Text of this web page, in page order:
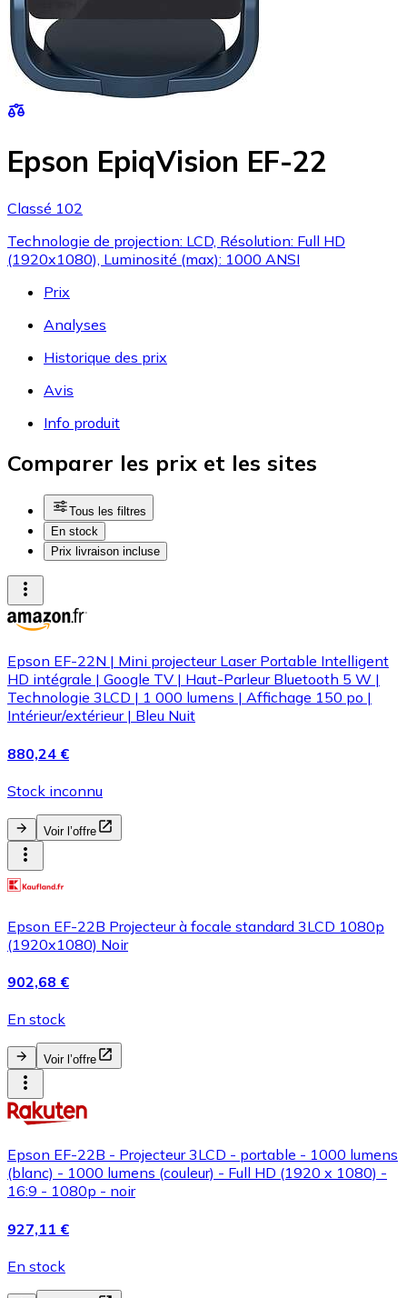
Epson EpiqVision EF-22
Classé 102
Technologie de projection: LCD, Résolution: Full HD
(1920x1080), Luminosité (max): 1000 ANSI
Prix
Analyses
Historique des prix
Avis
Info produit
Comparer les prix et les sites
Tous les filtres
En stock
Prix livraison incluse
Epson EF-22N | Mini projecteur Laser Portable Intelligent
HD intégrale | Google TV | Haut-Parleur Bluetooth 5 W |
Technologie 3LCD | 1 000 lumens | Affichage 150 po |
Intérieur/extérieur | Bleu Nuit
880,24 €
Stock inconnu
Voir l’offre
Epson EF-22B Projecteur à focale standard 3LCD 1080p
(1920x1080) Noir
902,68 €
En stock
Voir l’offre
Epson EF-22B - Projecteur 3LCD - portable - 1000 lumens
(blanc) - 1000 lumens (couleur) - Full HD (1920 x 1080) -
16:9 - 1080p - noir
927,11 €
En stock